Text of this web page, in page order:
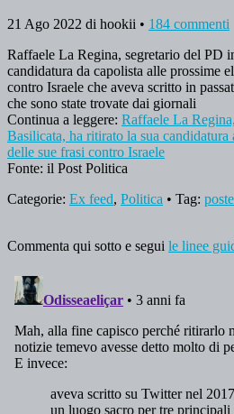
21 Ago 2022 di hookii • 184 commenti
Raffaele La Regina, segretario del PD
candidatura da capolista alle prossime
contro Israele che aveva scritto in
che sono state trovate dai giornali
Continua a leggere: Raffaele La
Basilicata, ha ritirato la sua
delle sue frasi contro Israele
Fonte: il Post Politica
Categorie: Ex feed, Politica • Tag:
Commenta qui sotto e segui le linee